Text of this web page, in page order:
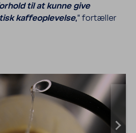
til at kunne give
kaffe­op­le­velse,” fortæller